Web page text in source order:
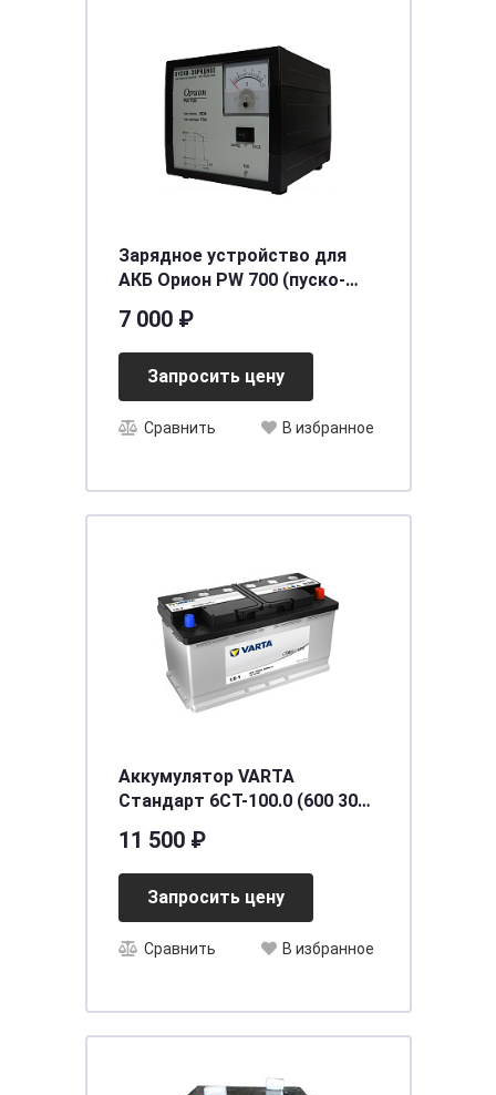
Зарядное устройство для
АКБ Орион PW 700 (пуско-
7 000 ₽
Запросить цену
Сравнить В избранное
Аккумулятор VARTA
Стандарт 6СТ-100.0 (600 300
11 500 ₽
Запросить цену
Сравнить В избранное